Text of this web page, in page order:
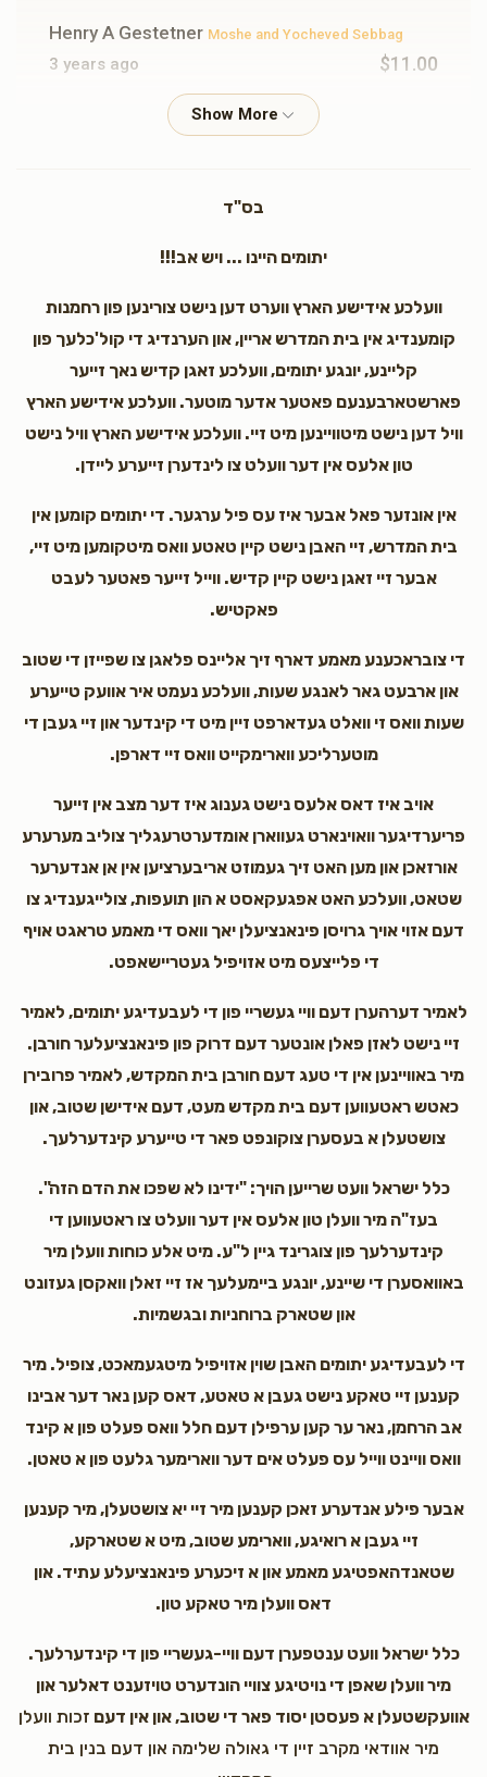
Henry A Gestetner Moshe and Yocheved Sebbag
3 years ago $11.00
Moshe and Yocheved Sebbag
Chaim AmranMoshe and Yocheved Sebbag
3 years ago $100.00
Chaya LiebermanMoshe and Yocheved Sebbag
3 years ago $10.00
בס"ד
יתומים היינו ... ויש אב!!!
וועלכע אידישע הארץ ווערט דען נישט צורינען פון רחמנות
קומענדיג אין בית המדרש אריין, און הערנדיג די קול'כלעך פון
קליינע, יונגע יתומים, וועלכע זאגן קדיש נאך זייער
פארשטארבענעם פאטער אדער מוטער. וועלכע אידישע הארץ
וויל דען נישט מיטוויינען מיט זיי. וועלכע אידישע הארץ וויל נישט
טון אלעס אין דער וועלט צו לינדערן זייערע ליידן.
אין אונזער פאל אבער איז עס פיל ערגער. די יתומים קומען אין
בית המדרש, זיי האבן נישט קיין טאטע וואס מיטקומען מיט זיי,
אבער זיי זאגן נישט קיין קדיש. ווייל זייער פאטער לעבט
פאקטיש.
די צובראכענע מאמע דארף זיך אליינס פלאגן צו שפייזן די שטוב
און ארבעט גאר לאנגע שעות, וועלכע נעמט איר אוועק טייערע
שעות וואס זי וואלט געדארפט זיין מיט די קינדער און זיי געבן די
מוטערליכע ווארימקייט וואס זיי דארפן.
אויב איז דאס אלעס נישט גענוג איז דער מצב אין זייער
פריערדיגער וואוינארט געווארן אומדערטרעגליך צוליב מערערע
אורזאכן און מען האט זיך געמוזט אריבערציען אין אן אנדערער
שטאט, וועלכע האט אפגעקאסט א הון תועפות, צולייגענדיג צו
דעם אזוי אויך גרויסן פינאנציעלן יאך וואס די מאמע טראגט אויף
די פלייצעס מיט אזויפיל געטריישאפט.
לאמיר דערהערן דעם וויי געשריי פון די לעבעדיגע יתומים, לאמיר
זיי נישט לאזן פאלן אונטער דעם דרוק פון פינאנציעלער חורבן.
מיר באוויינען אין די טעג דעם חורבן בית המקדש, לאמיר פרובירן
כאטש ראטעווען דעם בית מקדש מעט, דעם אידישן שטוב, און
צושטעלן א בעסערן צוקונפט פאר די טייערע קינדערלעך.
כלל ישראל וועט שרייען הויך: "ידינו לא שפכו את הדם הזה".
בעז"ה מיר וועלן טון אלעס אין דער וועלט צו ראטעווען די
קינדערלעך פון צוגרינד גיין ל"ע. מיט אלע כוחות וועלן מיר
באוואסערן די שיינע, יונגע ביימעלעך אז זיי זאלן וואקסן געזונט
און שטארק ברוחניות ובגשמיות.
די לעבעדיגע יתומים האבן שוין אזויפיל מיטגעמאכט, צופיל. מיר
קענען זיי טאקע נישט געבן א טאטע, דאס קען נאר דער אבינו
אב הרחמן, נאר ער קען ערפילן דעם חלל וואס פעלט פון א קינד
וואס וויינט ווייל עס פעלט אים דער ווארימער גלעט פון א טאטן.
אבער פילע אנדערע זאכן קענען מיר זיי יא צושטעלן, מיר קענען
זיי געבן א רואיגע, ווארימע שטוב, מיט א שטארקע,
שטאנדהאפטיגע מאמע און א זיכערע פינאנציעלע עתיד. און
דאס וועלן מיר טאקע טון.
כלל ישראל וועט ענטפערן דעם וויי-געשריי פון די קינדערלעך.
מיר וועלן שאפן די נויטיגע צוויי הונדערט טויזענט דאלער און
אוועקשטעלן א פעסטן יסוד פאר די שטוב, און אין דעם זכות וועלן
מיר אוודאי מקרב זיין די גאולה שלימה און דעם בנין בית